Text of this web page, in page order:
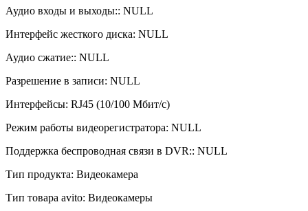
Аудио входы и выходы:: NULL
Интерфейс жесткого диска: NULL
Аудио сжатие:: NULL
Разрешение в записи: NULL
Интерфейсы: RJ45 (10/100 Мбит/с)
Режим работы видеорегистратора: NULL
Поддержка беспроводная связи в DVR:: NULL
Тип продукта: Видеокамера
Тип товара avito: Видеокамеры